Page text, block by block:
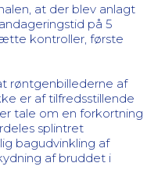
at der blev anlagt
på 5
kontroller, første
røntgenbillederne af
er af tilfredsstillende
tale om en forkortning
splintret
bagudvinkling af
af bruddet i